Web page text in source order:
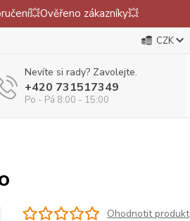
zákazníky💥
CZK
Nevíte si rady? Zavolejte.
+420 731517349
Po - Pá 8:00 - 15:00
Ohodnotit produkt